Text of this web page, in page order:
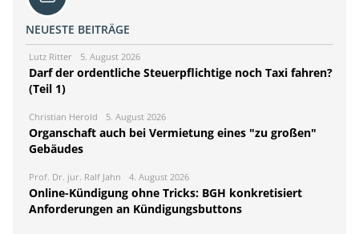
NEUESTE BEITRÄGE
Lutz Ritter 5. August 2026
Darf der ordentliche Steuerpflichtige noch Taxi fahren?
(Teil 1)
Christian Herold 5. August 2026
Organschaft auch bei Vermietung eines "zu großen"
Gebäudes
Prof. Dr. jur. Ralf Jahn 4. August 2026
Online-Kündigung ohne Tricks: BGH konkretisiert
Anforderungen an Kündigungsbuttons